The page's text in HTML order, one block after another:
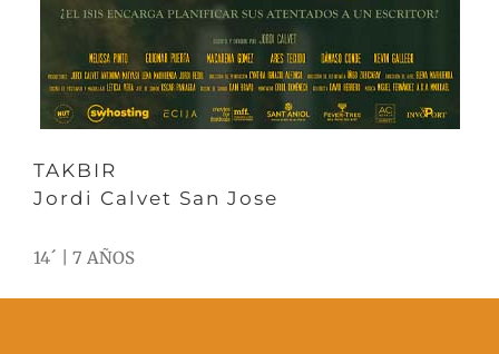
TAKBIR
Jordi Calvet San Jose
14´ | 7 AÑOS